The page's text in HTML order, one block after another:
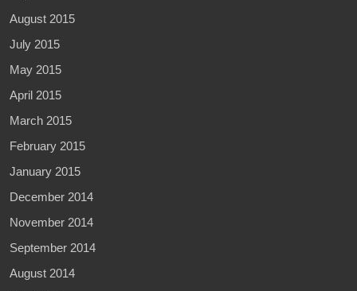
August 2015
July 2015
May 2015
April 2015
March 2015
February 2015
January 2015
December 2014
November 2014
September 2014
August 2014